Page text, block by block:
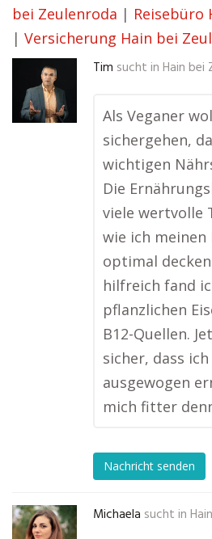
bei Zeulenroda | Reisebüro
| Versicherung Hain bei
Tim sucht in Hain bei
Als Veganer
sichergehen,
wichtigen
Die
viele wertvolle
wie ich
optimal
hilfreich fand
pflanzlichen
B12-Quellen.
sicher, dass
ausgewogen
mich fitter
Nachricht senden
Michaela sucht in